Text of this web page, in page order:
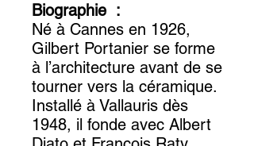
Biographie :
Né à Cannes en 1926,
Gilbert Portanier se forme
à l’architecture avant de se
tourner vers la céramique.
Installé à Vallauris dès
1948, il fonde avec Albert